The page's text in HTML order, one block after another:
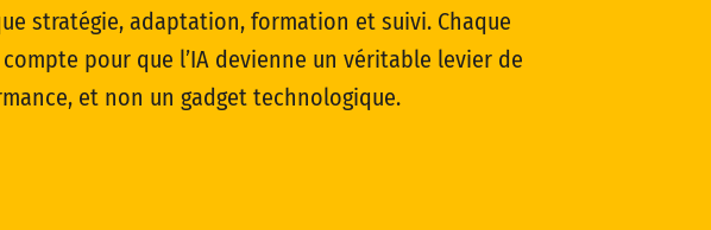
stratégie, adaptation, formation et suivi. Chaque
pour que l’IA devienne un véritable levier de
et non un gadget technologique.